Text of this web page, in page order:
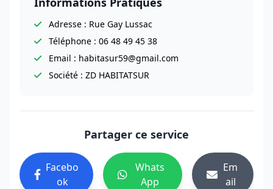
Adresse : Rue Gay Lussac
Téléphone : 06 48 49 45 38
Email : habitasur59@gmail.com
Société : ZD HABITATSUR
Partager ce service
Facebo
ok
Whats
App
Em
ail